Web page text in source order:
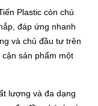
Plastic còn chú
đáp ứng nhanh
và chủ đầu tư trên
sản phẩm một
lượng và đa dạng